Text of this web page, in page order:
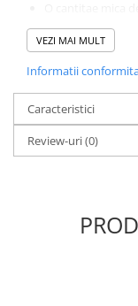
unui numar foarte
VEZI MAI MULT
Informatii
Caracteristici
Review-uri(0)